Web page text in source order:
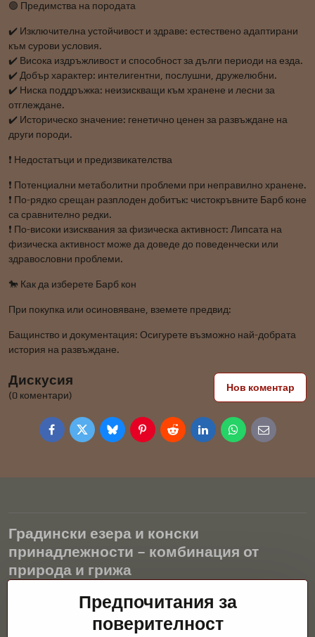
🟢 Предимства на породата
✔️ Изключителна устойчивост и здраве: естествено адаптирани
към сурови условия.
✔️ Висока издръжливост и способност за дълги периоди на езда.
✔️ Добър характер: интелигентни, послушни, дружелюбни.
✔️ Ниска поддръжка: неизискващи към хранене и лесни за
отглеждане.
✔️ Историческо значение: генетично ценен за развъждане на
други породи.
❗ Недостатъци и предизвикателства
❗ Потенциални метаболитни проблеми при неправилно хранене.
❗ По-рядко срещан разплоден добитък: чистокръвните Барб коне
са сравнително редки.
❗ По-високи изисквания за физическа активност: Липсата на
физическа активност може да доведе до поведенчески или
здравословни проблеми.
🐎 Как да изберете Барб кон
При покупка или осиновяване, вземете предвид:
Бащинство и документация: Осигурете възможно най-добрата
история на развъждане.
Дискусия
(0 коментари)
Нов коментар
FacebookTwitterBlueskyPinterestRedditLinkedInWhatsApp
E-
mail
Градински езера и конски
принадлежности – комбинация от
природа и грижа
Градинските езера са красиво допълнение към всеки екстериор
и създават хармонична среда за релаксация и живот на водните
животни. Правилната технология, филтрацията и редовната
Предпочитания за
поверителност